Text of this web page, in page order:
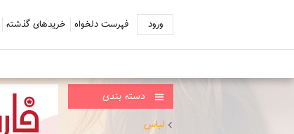
ورود فهرست دلخواه خریدهای گذشته
دسته بندی
لباس